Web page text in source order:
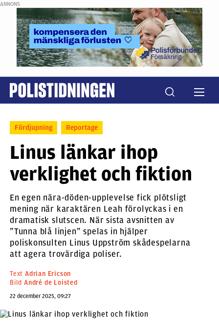
ANNONS
Fördjupning Reportage
Linus länkar ihop
verklighet och fiktion
En egen nära-döden-upplevelse fick plötsligt
mening när karaktären Leah förolyckas i en
dramatisk slutscen. När sista avsnitten av
”Tunna blå linjen” spelas in hjälper
poliskonsulten Linus Uppström skådespelarna
att agera trovärdiga poliser.
Text Adrian Ericson
Bild André de Loisted
22 december 2025, 09:27